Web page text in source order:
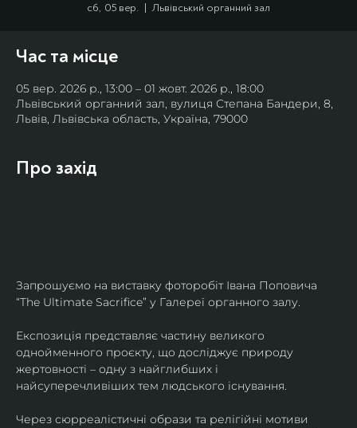
сб, 05 вер.
  |
Львівський органний зал
Час та місце
05 вер. 2026 р., 13:00 – 01 жовт. 2026 р., 18:00
Львівський органний зал, вулиця Степана Бандери, 8,
Львів, Львівська область, Україна, 79000
Про захід
Запрошуємо на виставку фоторобіт Івана Поповича
“The Ultimate Sacrifice” у Галереї органного залу.
Експозиція представляє частину великого
однойменного проєкту, що досліджує природу
жертовності – одну з найглибших і
найсуперечливіших тем людського існування.
Через сюрреалістичні образи та релігійні мотиви